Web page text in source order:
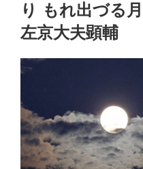
り もれ出づる
左京大夫顕輔